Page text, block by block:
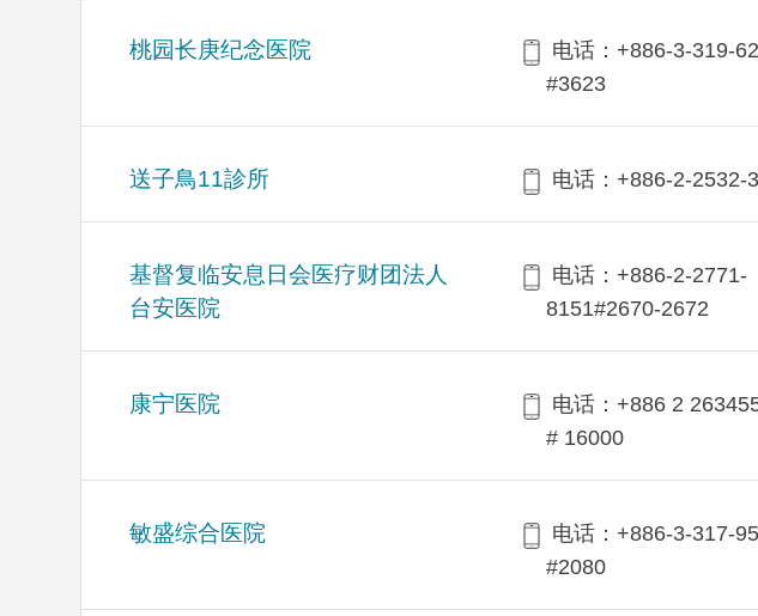
桃园长庚纪念医院
电话：+886-3-319-
#3623
送子鳥11診所 电话：+886-2-2532-
基督复临安息日会医疗财团法人
台安医院
电话：+886-2-2771-
8151#2670-2672
康宁医院
电话：+886 2
# 16000
敏盛综合医院
电话：+886-3-317-
#2080